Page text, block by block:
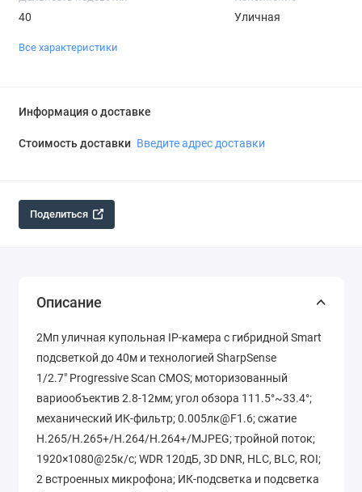
40 Уличная
Все характеристики
Информация о доставке
Стоимость доставки Введите адрес доставки
Поделиться
Описание
2Мп уличная купольная IP-камера с гибридной Smart
подсветкой до 40м и технологией SharpSense
1/2.7" Progressive Scan CMOS; моторизованный
вариообъектив 2.8-12мм; угол обзора 111.5°~33.4°;
механический ИК-фильтр; 0.005лк@F1.6; сжатие
H.265/H.265+/H.264/H.264+/MJPEG; тройной поток;
1920×1080@25к/с; WDR 120дБ, 3D DNR, HLC, BLC, ROI;
2 встроенных микрофона; ИК-подсветка и подсветка